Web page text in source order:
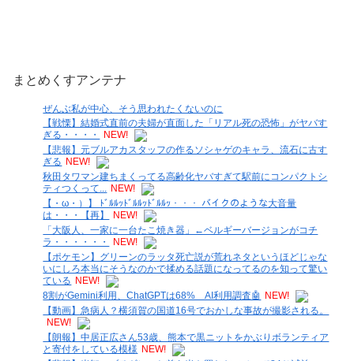
まとめくすアンテナ
ぜんぶ私が中心、そう思われたくないのに
【戦慄】結婚式直前の夫婦が直面した「リアル死の恐怖」がヤバす
ぎる・・・・
NEW!
【悲報】元ブルアカスタッフの作るソシャゲのキャラ、流石に古す
ぎる NEW!
秋田タワマン建ちまくってる高齢化ヤバすぎて駅前にコンパクトシ
ティつくって...
NEW!
【・ω・）】 ﾄﾞﾙﾙｯﾄﾞﾙﾙｯﾄﾞﾙﾙｯ・・・ バイクのような大音量
は・・・【再】
NEW!
「大阪人、一家に一台たこ焼き器」←ベルギーバージョンがコチ
ラ・・・・・・
NEW!
【ポケモン】グリーンのラッタ死亡説が荒れネタというほどじゃな
いにしろ本当にそうなのかで揉める話題になってるのを知って驚い
ている NEW!
8割がGemini利用、ChatGPTは68% AI利用調査🤖 NEW!
【動画】急病人？横須賀の国道16号でおかしな事故が撮影される。
NEW!
【朗報】中居正広さん53歳、熊本で黒ニットをかぶりボランティア
と寄付をしている模様 NEW!